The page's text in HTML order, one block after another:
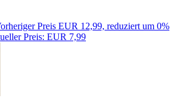
Preis EUR 12,99, reduziert um 0%
Preis: EUR 7,99